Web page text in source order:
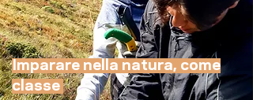
Imparare nella natura, come
classe